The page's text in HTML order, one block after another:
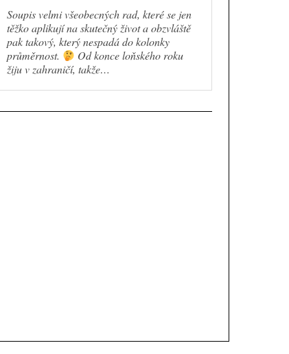
Soupis velmi všeobecných rad, které se jen
těžko aplikují na skutečný život a obzvláště
pak takový, který nespadá do kolonky
průměrnost.
Od konce loňského roku
žiju v zahraničí, takže…